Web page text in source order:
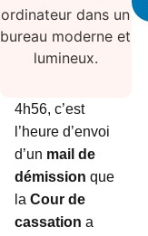
4h56, c’est
l’heure d’envoi
d’un mail de
démission que
la Cour de
cassation a